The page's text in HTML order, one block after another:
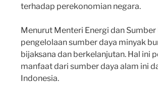
terhadap perekonomian negara.
Menurut Menteri Energi dan
pengelolaan sumber daya minyak
bijaksana dan berkelanjutan. Hal ini
manfaat dari sumber daya alam ini
Indonesia.